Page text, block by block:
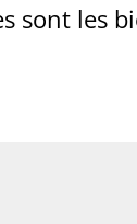
sont les